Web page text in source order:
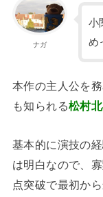
ナガ
小
め
本作の主人公を
も知られる松村
基本的に演技の
は明白なので、
点突破で最初か